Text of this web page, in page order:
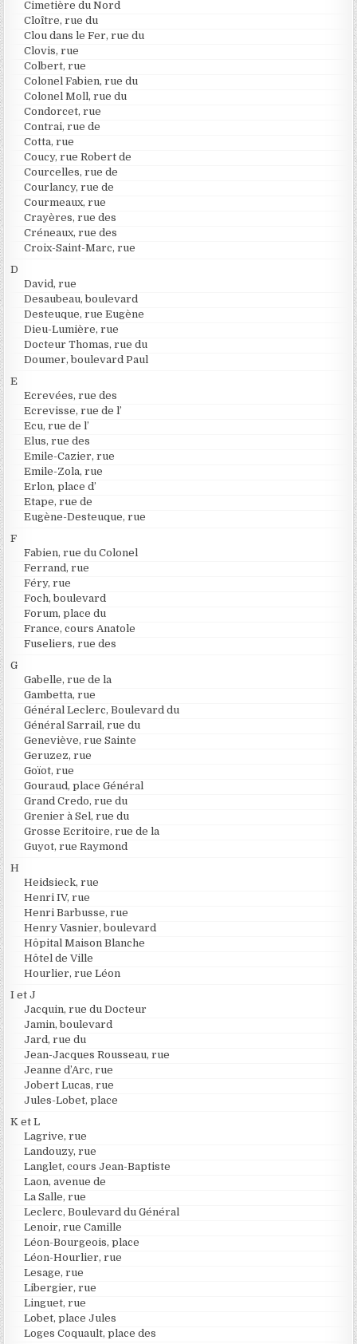
Cimetière du Nord
Cloître, rue du
Clou dans le Fer, rue du
Clovis, rue
Colbert, rue
Colonel Fabien, rue du
Colonel Moll, rue du
Condorcet, rue
Contrai, rue de
Cotta, rue
Coucy, rue Robert de
Courcelles, rue de
Courlancy, rue de
Courmeaux, rue
Crayères, rue des
Créneaux, rue des
Croix-Saint-Marc, rue
D
David, rue
Desaubeau, boulevard
Desteuque, rue Eugène
Dieu-Lumière, rue
Docteur Thomas, rue du
Doumer, boulevard Paul
E
Ecrevées, rue des
Ecrevisse, rue de l’
Ecu, rue de l’
Elus, rue des
Emile-Cazier, rue
Emile-Zola, rue
Erlon, place d’
Etape, rue de
Eugène-Desteuque, rue
F
Fabien, rue du Colonel
Ferrand, rue
Féry, rue
Foch, boulevard
Forum, place du
France, cours Anatole
Fuseliers, rue des
G
Gabelle, rue de la
Gambetta, rue
Général Leclerc, Boulevard du
Général Sarrail, rue du
Geneviève, rue Sainte
Geruzez, rue
Goïot, rue
Gouraud, place Général
Grand Credo, rue du
Grenier à Sel, rue du
Grosse Ecritoire, rue de la
Guyot, rue Raymond
H
Heidsieck, rue
Henri IV, rue
Henri Barbusse, rue
Henry Vasnier, boulevard
Hôpital Maison Blanche
Hôtel de Ville
Hourlier, rue Léon
I et J
Jacquin, rue du Docteur
Jamin, boulevard
Jard, rue du
Jean-Jacques Rousseau, rue
Jeanne d’Arc, rue
Jobert Lucas, rue
Jules-Lobet, place
K et L
Lagrive, rue
Landouzy, rue
Langlet, cours Jean-Baptiste
Laon, avenue de
La Salle, rue
Leclerc, Boulevard du Général
Lenoir, rue Camille
Léon-Bourgeois, place
Léon-Hourlier, rue
Lesage, rue
Libergier, rue
Linguet, rue
Lobet, place Jules
Loges Coquault, place des